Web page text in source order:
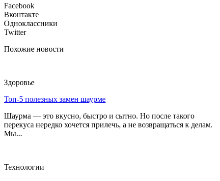
Facebook
Вконтакте
Одноклассники
Twitter
Похожие новости
Здоровье
Топ-5 полезных замен шаурме
Шаурма — это вкусно, быстро и сытно. Но после такого
перекуса нередко хочется прилечь, а не возвращаться к делам.
Мы...
Технологии